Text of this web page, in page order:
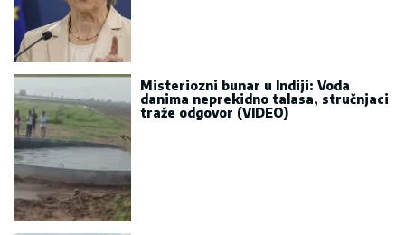
Misteriozni bunar u Indiji: Voda
danima neprekidno talasa, stručnjaci
traže odgovor (VIDEO)